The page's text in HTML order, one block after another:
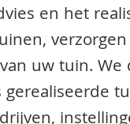
en het
uw tuin. We